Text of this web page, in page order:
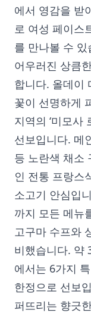
에서 영감을 받
로 여성 페이스
를 만나볼 수
어우러진 상큼
합니다. 올데이
꽃이 선명하게
지역의 ‘미모사
선보입니다. 메
등 노란색 채소
인 전통 프랑스
소고기 안심입
까지 모든 메뉴
고구마 수프와
비했습니다. 약
에서는 6가지
한정으로 선보
퍼뜨리는 향긋